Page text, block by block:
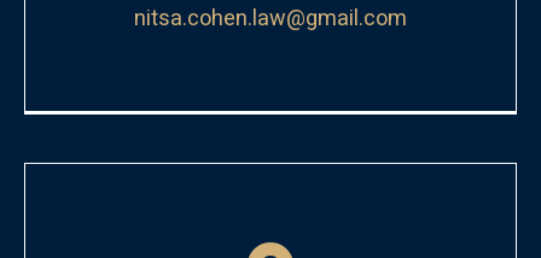
nitsa.cohen.law@gmail.com